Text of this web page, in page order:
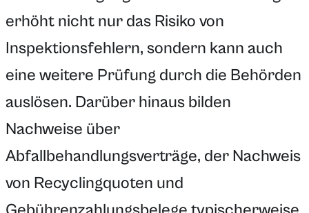
erhöht nicht nur das Risiko von
Inspektionsfehlern, sondern kann auch
eine weitere Prüfung durch die Behörden
auslösen. Darüber hinaus bilden
Nachweise über
Abfallbehandlungsverträge, der Nachweis
von Recyclingquoten und